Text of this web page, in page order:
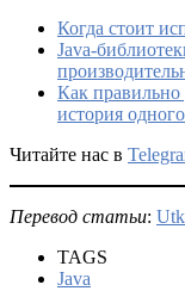
Когда стоит
Java-
Как правильно
история
Читайте нас в
Перевод статьи:
TAGS
Java